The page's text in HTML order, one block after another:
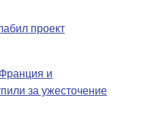
проект
и
за ужесточение